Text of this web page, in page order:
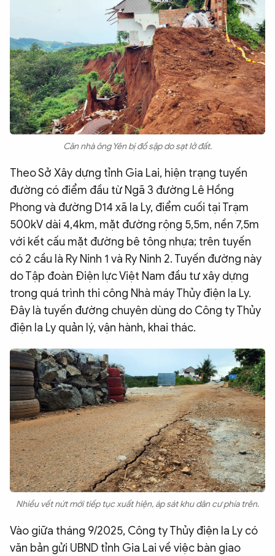
Podcast
Video Ảnh
Infographic
Chuyên trangAn ninh thế giớiVăn nghệ Công an
Chuyên đề
Căn nhà ông Yên bị đổ sập do sạt lở đất.
Theo Sở Xây dựng tỉnh Gia Lai, hiện trạng tuyến
đường có điểm đầu từ Ngã 3 đường Lê Hồng
Phong và đường D14 xã Ia Ly, điểm cuối tại Trạm
500kV dài 4,4km, mặt đường rộng 5,5m, nền 7,5m
với kết cấu mặt đường bê tông nhựa; trên tuyến
có 2 cầu là Ry Ninh 1 và Ry Ninh 2. Tuyến đường này
do Tập đoàn Điện lực Việt Nam đầu tư xây dựng
trong quá trình thi công Nhà máy Thủy điện Ia Ly.
Đây là tuyến đường chuyên dùng do Công ty Thủy
điện Ia Ly quản lý, vận hành, khai thác.
Nhiều vết nứt mới tiếp tục xuất hiện, áp sát khu dân cư phía trên.
Vào giữa tháng 9/2025, Công ty Thủy điện Ia Ly có
văn bản gửi UBND tỉnh Gia Lai về việc bàn giao